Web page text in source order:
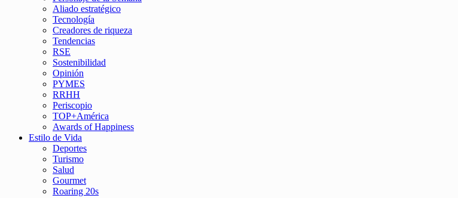
Aliado estratégico
Tecnología
Creadores de riqueza
Tendencias
RSE
Sostenibilidad
Opinión
PYMES
RRHH
Periscopio
TOP+América
Awards of Happiness
Estilo de Vida
Deportes
Turismo
Salud
Gourmet
Roaring 20s